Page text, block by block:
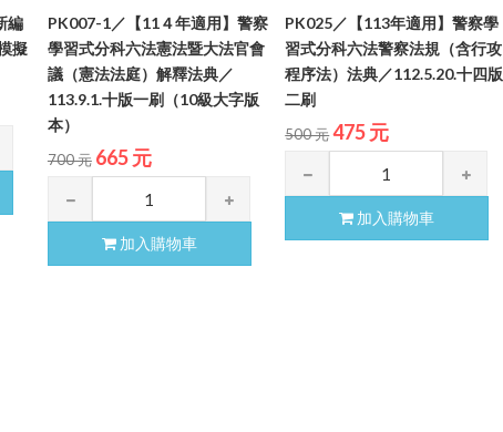
編
擬
PK007-1／【11４年適用】警察
學習式分科六法憲法暨大法官會
議（憲法法庭）解釋法典／
113.9.1.十版一刷（10級大字版
本）
700 元 665 元
加入購物車
PK025／【113年適用】警察學
習式分科六法警察法規（含行攻
程序法）法典／112.5.20.十四版
二刷
500 元475 元
加入購物車